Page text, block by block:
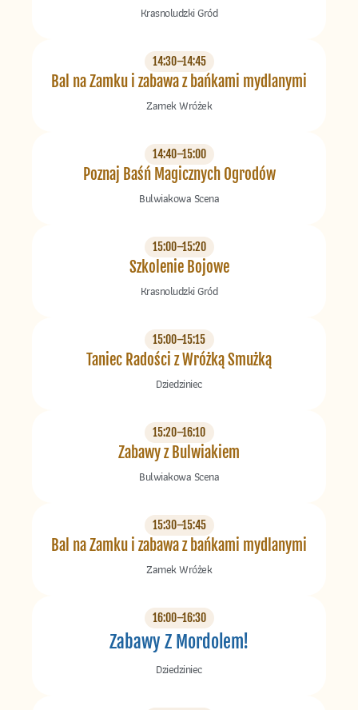
Krasnoludzki Gród
14:30–14:45
Bal na Zamku i zabawa z bańkami mydlanymi
Zamek Wróżek
14:40–15:00
Poznaj Baśń Magicznych Ogrodów
Bulwiakowa Scena
15:00–15:20
Szkolenie Bojowe
Krasnoludzki Gród
15:00–15:15
Taniec Radości z Wróżką Smużką
Dziedziniec
15:20–16:10
Zabawy z Bulwiakiem
Bulwiakowa Scena
15:30–15:45
Bal na Zamku i zabawa z bańkami mydlanymi
Zamek Wróżek
16:00–16:30
Zabawy Z Mordolem!
Dziedziniec